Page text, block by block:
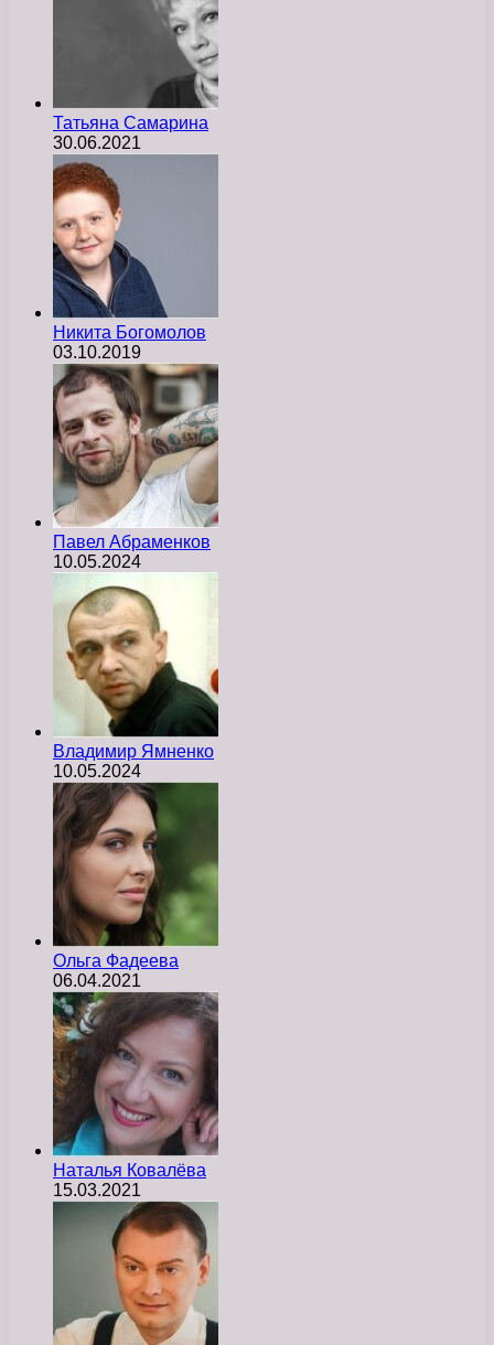
Татьяна Самарина
30.06.2021
Никита Богомолов
03.10.2019
Павел Абраменков
10.05.2024
Владимир Ямненко
10.05.2024
Ольга Фадеева
06.04.2021
Наталья Ковалёва
15.03.2021